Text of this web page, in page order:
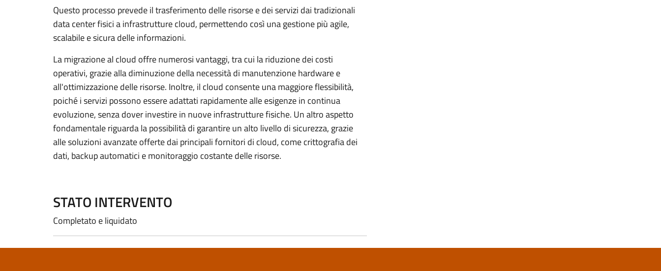
Questo processo prevede il trasferimento delle risorse e dei servizi dai tradizionali
data center fisici a infrastrutture cloud, permettendo così una gestione più agile,
scalabile e sicura delle informazioni.
La migrazione al cloud offre numerosi vantaggi, tra cui la riduzione dei costi
operativi, grazie alla diminuzione della necessità di manutenzione hardware e
all'ottimizzazione delle risorse. Inoltre, il cloud consente una maggiore flessibilità,
poiché i servizi possono essere adattati rapidamente alle esigenze in continua
evoluzione, senza dover investire in nuove infrastrutture fisiche. Un altro aspetto
fondamentale riguarda la possibilità di garantire un alto livello di sicurezza, grazie
alle soluzioni avanzate offerte dai principali fornitori di cloud, come crittografia dei
dati, backup automatici e monitoraggio costante delle risorse.
STATO INTERVENTO
Completato e liquidato